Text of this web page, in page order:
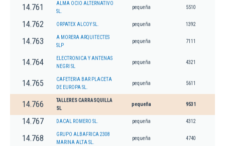
14.761
ALMA OCIO ALTERNATIVO
SL.
pequeña 5510
14.762 ORPATEX ALCOY SL. pequeña 1392
14.763
A MORERA ARQUITECTES
SLP
pequeña 7111
14.764
ELECTRONICA Y ANTENAS
NEGRI SL
pequeña 4321
14.765
CAFETERIA BAR PLACETA
DE EUROPA SL.
pequeña 5611
14.766
TALLERES CARRASQUILLA
SL
pequeña 9531
14.767 DACAL ROMERO SL. pequeña 4312
14.768
GRUPO ALBAFRICA 2308
MARINA ALTA SL.
pequeña 4740